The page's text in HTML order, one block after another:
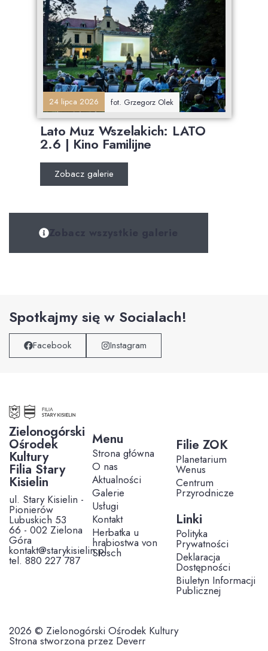
24 lipca 2026 fot. Grzegorz Olek
Lato Muz Wszelakich: LATO
2.6 | Kino Familijne
Zobacz galerie
Spotkajmy się w Socialach!
Facebook Instagram
Zielonogórski
Ośrodek
Kultury
Filia Stary
Kisielin
ul. Stary Kisielin -
Pionierów
Lubuskich 53
66 - 002 Zielona
Góra
kontakt@starykisielin.pl
tel. 880 227 787
Menu
Strona główna
O nas
Aktualności
Galerie
Usługi
Kontakt
Herbatka u
hrabiostwa von
Stosch
Filie ZOK
Planetarium
Wenus
Centrum
Przyrodnicze
Linki
Polityka
Prywatności
Deklaracja
Dostępności
Biuletyn Informacji
Publicznej
2026 © Zielonogórski Ośrodek Kultury
Strona stworzona przez Deverr